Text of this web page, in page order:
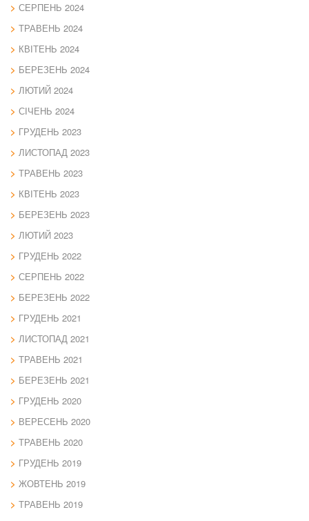
СЕРПЕНЬ 2024
ТРАВЕНЬ 2024
КВІТЕНЬ 2024
БЕРЕЗЕНЬ 2024
ЛЮТИЙ 2024
СІЧЕНЬ 2024
ГРУДЕНЬ 2023
ЛИСТОПАД 2023
ТРАВЕНЬ 2023
КВІТЕНЬ 2023
БЕРЕЗЕНЬ 2023
ЛЮТИЙ 2023
ГРУДЕНЬ 2022
СЕРПЕНЬ 2022
БЕРЕЗЕНЬ 2022
ГРУДЕНЬ 2021
ЛИСТОПАД 2021
ТРАВЕНЬ 2021
БЕРЕЗЕНЬ 2021
ГРУДЕНЬ 2020
ВЕРЕСЕНЬ 2020
ТРАВЕНЬ 2020
ГРУДЕНЬ 2019
ЖОВТЕНЬ 2019
ТРАВЕНЬ 2019